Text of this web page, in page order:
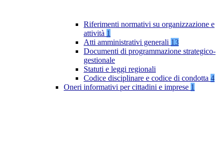
Riferimenti normativi su organizzazione e
attività 1
Atti amministrativi generali 13
Documenti di programmazione strategico-
gestionale
Statuti e leggi regionali
Codice disciplinare e codice di condotta 4
Oneri informativi per cittadini e imprese 1